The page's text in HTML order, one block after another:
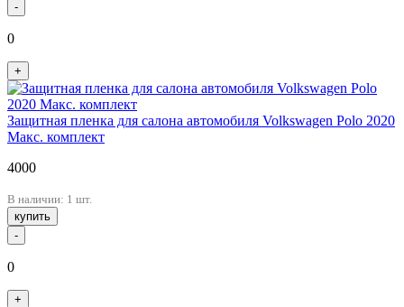
-
0
+
Защитная пленка для салона автомобиля Volkswagen Polo 2020
Макс. комплект
4000
В наличии: 1 шт.
купить
-
0
+